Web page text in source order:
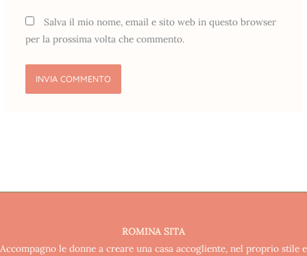
Salva il mio nome, email e sito web in questo browser
per la prossima volta che commento.
ROMINA SITA
Accompagno le donne a creare una casa accogliente, nel proprio stile e